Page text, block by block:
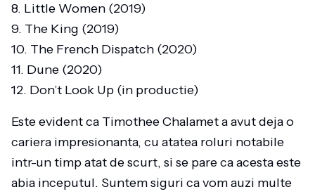
8. Little Women (2019)
9. The King (2019)
10. The French Dispatch (2020)
11. Dune (2020)
12. Don’t Look Up (in productie)
Este evident ca Timothee Chalamet a avut deja o
cariera impresionanta, cu atatea roluri notabile
intr-un timp atat de scurt, si se pare ca acesta este
abia inceputul. Suntem siguri ca vom auzi multe